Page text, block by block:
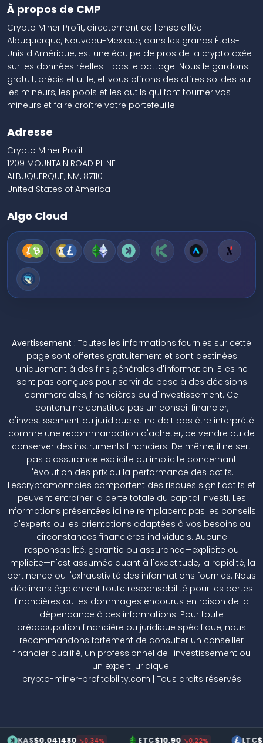
À propos de CMP
Crypto Miner Profit, directement de l'ensoleillée
Albuquerque, Nouveau-Mexique, dans les grands États-
Unis d'Amérique, est une équipe de pros de la crypto axée
sur les données réelles - pas le battage. Nous le gardons
gratuit, précis et utile, et vous offrons des offres solides sur
les mineurs, les pools et les outils qui font tourner vos
mineurs et faire croître votre portefeuille.
Adresse
Crypto Miner Profit
1209 MOUNTAIN ROAD PL NE
ALBUQUERQUE, NM, 87110
United States of America
Algo Cloud
Avertissement : Toutes les informations fournies sur cette
page sont offertes gratuitement et sont destinées
uniquement à des fins générales d'information. Elles ne
sont pas conçues pour servir de base à des décisions
commerciales, financières ou d'investissement. Ce
contenu ne constitue pas un conseil financier,
d'investissement ou juridique et ne doit pas être interprété
comme une recommandation d'acheter, de vendre ou de
conserver des instruments financiers. De même, il ne sert
pas d'assurance explicite ou implicite concernant
l'évolution des prix ou la performance des actifs.
Lescryptomonnaies comportent des risques significatifs et
peuvent entraîner la perte totale du capital investi. Les
informations présentées ici ne remplacent pas les conseils
d'experts ou les orientations adaptées à vos besoins ou
circonstances financières individuels. Aucune
responsabilité, garantie ou assurance—explicite ou
implicite—n'est assumée quant à l'exactitude, la rapidité, la
pertinence ou l'exhaustivité des informations fournies. Nous
déclinons également toute responsabilité pour les pertes
financières ou les dommages encourus en raison de la
dépendance à ces informations. Pour toute
préoccupation financière ou juridique spécifique, nous
recommandons fortement de consulter un conseiller
financier qualifié, un professionnel de l'investissement ou
un expert juridique.
crypto-miner-profitability.com | Tous droits réservés
$0.041480 ↘0.34% ETC$10.90 ↘0.22% LTC$70.20